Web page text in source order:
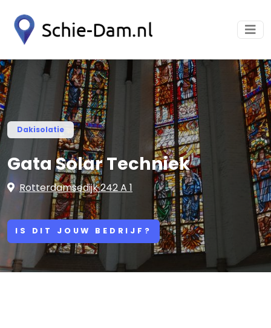
Dakisolatie
Gata Solar Techniek
Rotterdamsedijk 242 A 1
IS DIT JOUW BEDRIJF?